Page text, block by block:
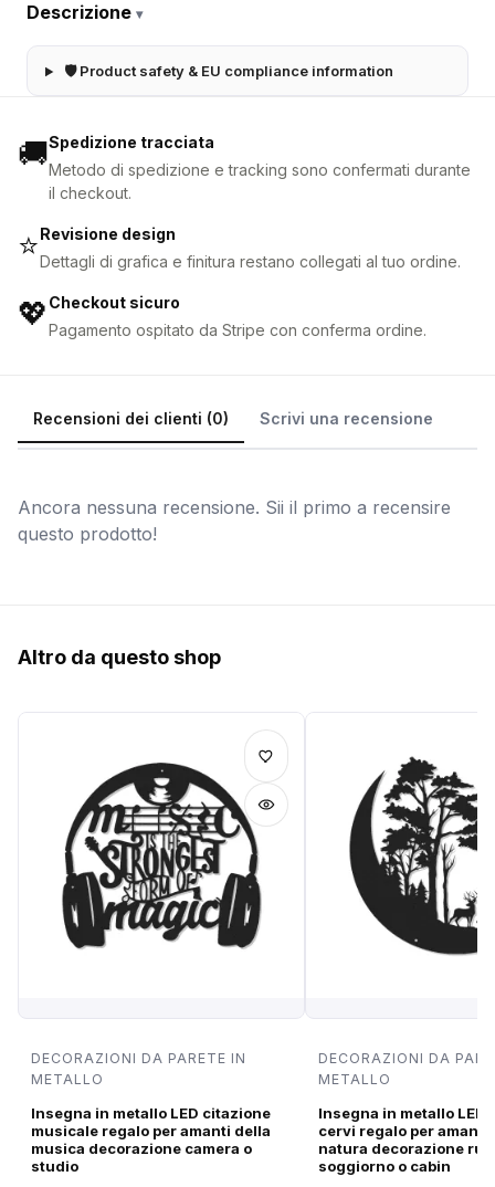
Descrizione ▾
🛡 Product safety & EU compliance information
🚚Spedizione tracciata
Metodo di spedizione e tracking sono confermati durante
il checkout.
⭐Revisione design
Dettagli di grafica e finitura restano collegati al tuo ordine.
💖 Checkout sicuro
Pagamento ospitato da Stripe con conferma ordine.
Recensioni dei clienti (0) Scrivi una recensione
Ancora nessuna recensione. Sii il primo a recensire
questo prodotto!
Altro da questo shop
DECORAZIONI DA PARETE IN
METALLO
Insegna in metallo LED citazione
musicale regalo per amanti della
musica decorazione camera o
studio
DECORAZIONI DA
METALLO
Insegna in metallo LED
cervi regalo per amanti
natura decorazione
soggiorno o cabin